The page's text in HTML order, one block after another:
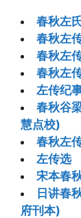
春秋左
春秋左
春秋左
春秋左
左传纪
春秋谷
慧点校)
春秋左
左传选
宋本春
日讲春
府刊本)